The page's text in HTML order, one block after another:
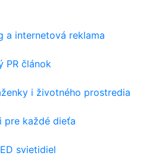
a internetová reklama
PR článok
i životného prostredia
pre každé dieťa
svietidiel